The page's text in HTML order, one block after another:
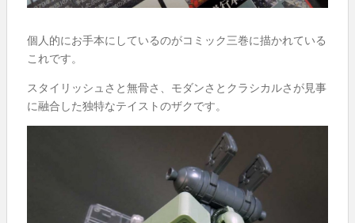
個人的にお手本にしているのがコミック三巻に描かれている
これです。
スタイリッシュさと無骨さ、モダンさとクラシカルさが見事
に融合した独特なテイストのザクです。